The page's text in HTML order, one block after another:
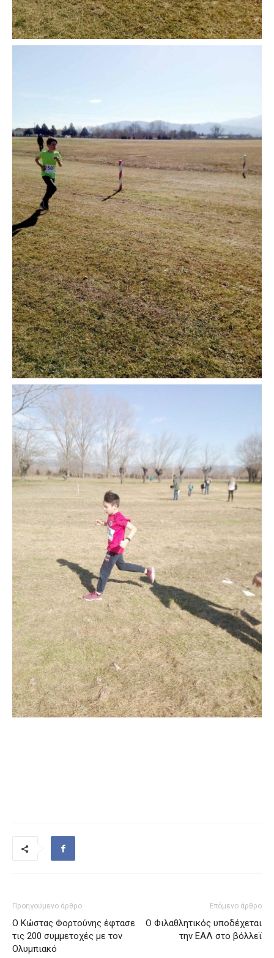
Προηγούμενο άρθρο
Ο Κώστας Φορτούνης έφτασε
τις 200 συμμετοχές με τον
Ολυμπιακό
Επόμενο άρθρο
Ο Φιλαθλητικός υποδέχεται
την ΕΑΛ στο βόλλεϊ